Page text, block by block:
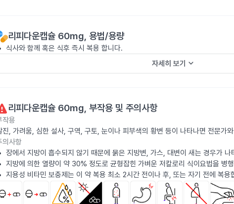
리피다운캡슐 60mg, 용법/용량
식사와 함께 혹은 식후 즉시 복용 합니다.
자세히 보기 keyboard_arrow_down
리피다운캡슐 60mg, 부작용 및 주의사항
작용
진, 가려움, 심한 설사, 구역, 구토, 눈이나 피부색의 황변 등이 나타나면 전문가
의사항
장에서 지방이 흡수되지 않기 때문에 묽은 지방변, 가스, 대변이 새는 경우가 나
지방에 의한 열량이 약 30% 정도로 균형잡힌 가벼운 저칼로리 식이요법을 병
지용성 비타민 보충제는 이 약 복용 최소 2시간 전이나 후, 또는 자기 전에 복용